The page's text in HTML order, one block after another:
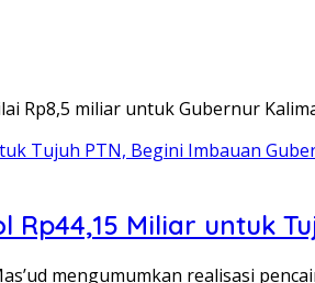
Rp8,5 miliar untuk Gubernur
Miliar untuk
mengumumkan realisasi